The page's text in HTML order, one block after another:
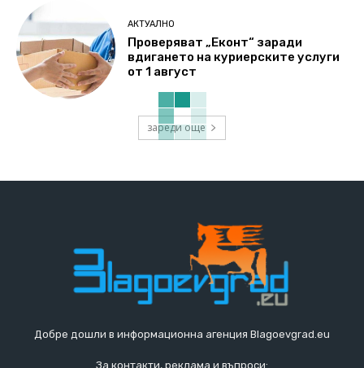
АКТУАЛНО
Проверяват „Еконт“ заради
вдигането на куриерските услуги
от 1 август
зареди още
Добре дошли в информационна агенция Blagoevgrad.eu
За контакти, реклама и въпроси: